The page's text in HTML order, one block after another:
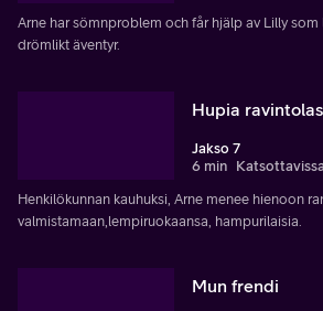
Arne har sömnproblem och får hjälp av Lilly
drömlikt äventyr.
Hupia
Jakso 7
6 min
Henkilökunnan kauhuksi, Arne menee hienoon
valmistamaan,lempiruokaansa, hampurilaisia.
Mun frendi